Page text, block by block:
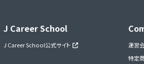
J Career School
J Career School公式サイト
運営
特定